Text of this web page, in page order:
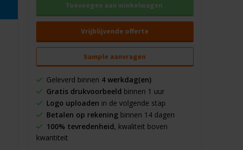
Toevoegen aan winkelwagen
Vrijblijvende offerte
Sample aanvragen
Geleverd binnen 4 werkdag(en)
Gratis drukvoorbeeld binnen 1 uur
Logo uploaden in de volgende stap
Betalen op rekeningbinnen 14 dagen
100% tevredenheid, kwaliteit boven
kwantiteit